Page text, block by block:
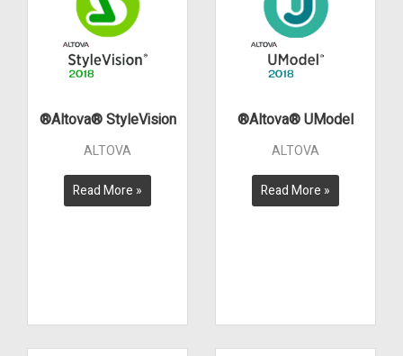
Altova® StyleVision®
ALTOVA
Read More »
Altova® UModel®
ALTOVA
Read More »